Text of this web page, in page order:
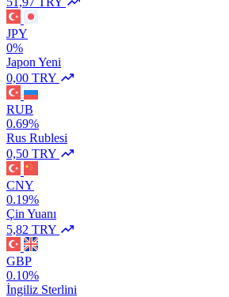
JPY
0%
Japon Yeni
0,00 TRY
RUB
0.69%
Rus Rublesi
0,50 TRY
CNY
0.19%
Çin Yuanı
5,82 TRY
GBP
0.10%
İngiliz Sterlini